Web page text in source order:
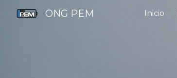
ONG PEM Inicio